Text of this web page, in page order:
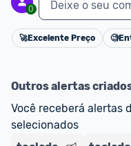
0 Deixe o seu
🚀Excelente Preço 🧐
Outros alertas
Você receberá alertas
selecionados